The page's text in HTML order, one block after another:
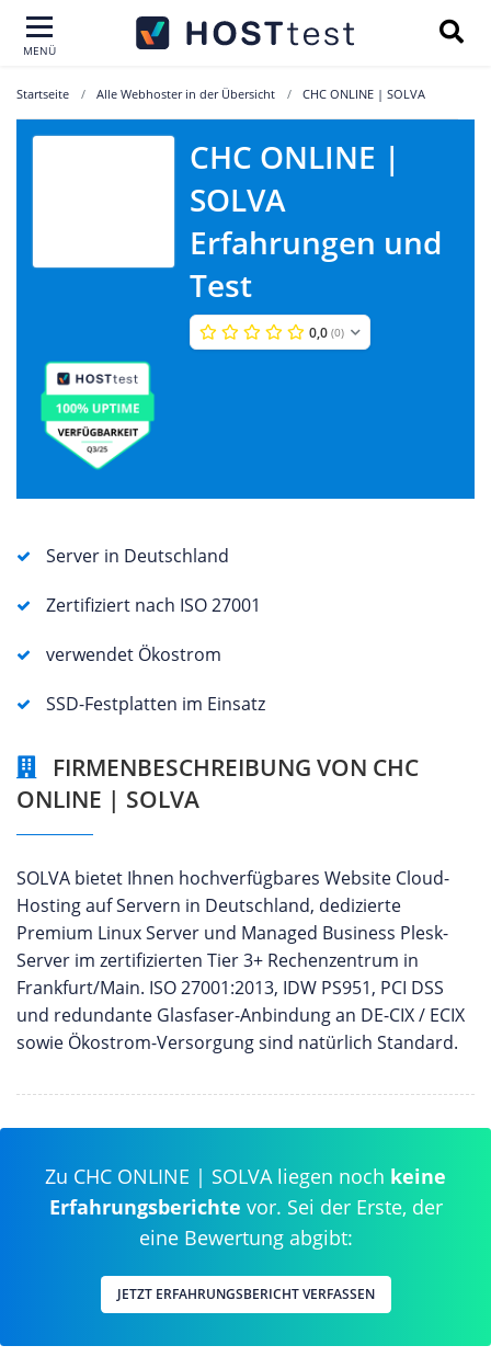
MENÜ
Startseite Alle Webhoster in der Übersicht CHC ONLINE | SOLVA
CHC ONLINE |
SOLVA
Erfahrungen und
Test
0,0 (0)
Server in Deutschland
Zertifiziert nach ISO 27001
verwendet Ökostrom
SSD-Festplatten im Einsatz
FIRMENBESCHREIBUNG VON CHC
ONLINE | SOLVA
SOLVA bietet Ihnen hochverfügbares Website Cloud-
Hosting auf Servern in Deutschland, dedizierte
Premium Linux Server und Managed Business Plesk-
Server im zertifizierten Tier 3+ Rechenzentrum in
Frankfurt/Main. ISO 27001:2013, IDW PS951, PCI DSS
und redundante Glasfaser-Anbindung an DE-CIX / ECIX
sowie Ökostrom-Versorgung sind natürlich Standard.
Zu CHC ONLINE | SOLVA liegen noch keine
Erfahrungsberichte vor. Sei der Erste, der
eine Bewertung abgibt:
JETZT ERFAHRUNGSBERICHT VERFASSEN